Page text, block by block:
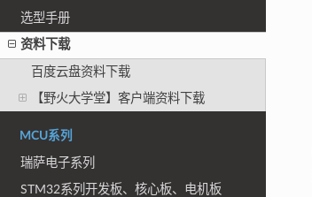
选型手册
资料下载
百度云盘资料下载
【野火大学堂】客户端资料下载
MCU系列
瑞萨电子系列
STM32系列开发板、核心板、电机板